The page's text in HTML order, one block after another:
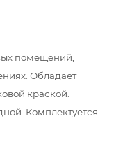
помещений,
Обладает
краской.
Комплектуется